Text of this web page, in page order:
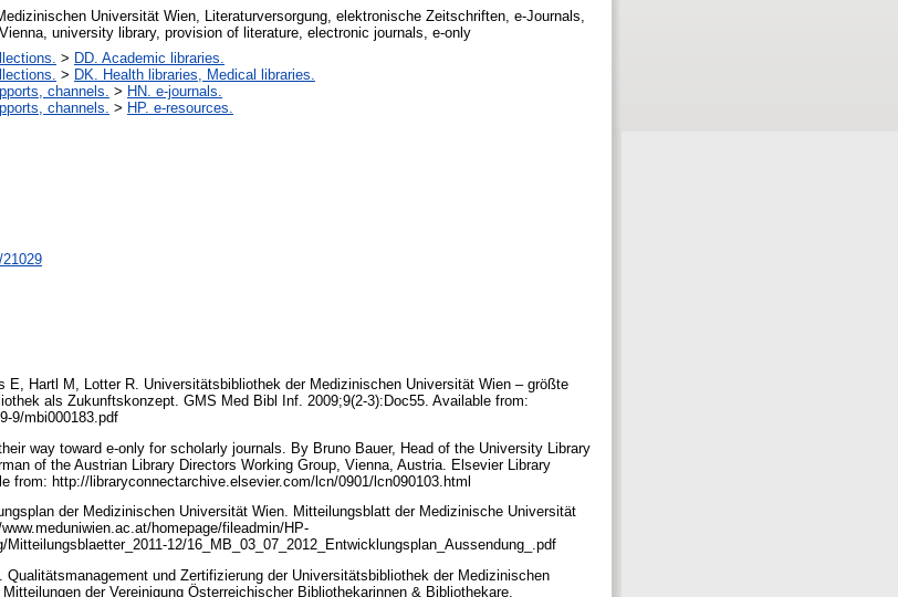
Universität Wien, Literaturversorgung, elektronische Zeitschriften, e-Journals,
university library, provision of literature, electronic journals, e-only
> DD. Academic libraries.
> DK. Health libraries, Medical libraries.
channels. > HN. e-journals.
channels. > HP. e-resources.
E, Hartl M, Lotter R. Universitätsbibliothek der Medizinischen Universität Wien – größte
als Zukunftskonzept. GMS Med Bibl Inf. 2009;9(2-3):Doc55. Available from:
9/mbi000183.pdf
way toward e-only for scholarly journals. By Bruno Bauer, Head of the University Library
of the Austrian Library Directors Working Group, Vienna, Austria. Elsevier Library
from: http://libraryconnectarchive.elsevier.com/lcn/0901/lcn090103.html
der Medizinischen Universität Wien. Mitteilungsblatt der Medizinische Universität
homepage/fileadmin/HP-
12/16_MB_03_07_2012_Entwicklungsplan_Aussendung_.pdf
und Zertifizierung der Universitätsbibliothek der Medizinischen
der Vereinigung Österreichischer Bibliothekarinnen & Bibliothekare.